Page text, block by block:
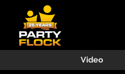
Video